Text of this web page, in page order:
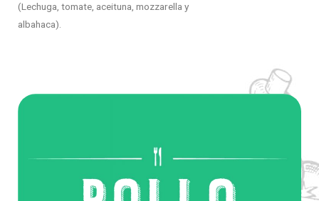
(Lechuga, tomate, aceituna, mozzarella y
albahaca).